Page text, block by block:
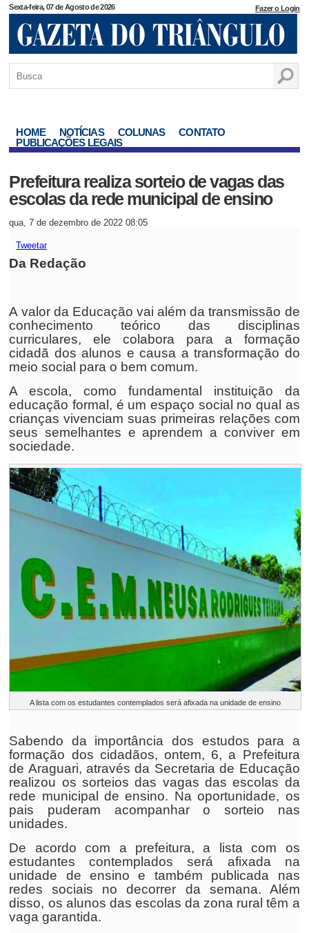
Sexta-feira, 07 de Agosto de 2026 Fazer o Login
HOME NOTÍCIAS COLUNAS
CONTATO
PUBLICAÇÕES LEGAIS
Prefeitura realiza sorteio de vagas das
escolas da rede municipal de ensino
qua, 7 de dezembro de 2022 08:05
Tweetar
Da Redação
A valor da Educação vai além da transmissão de
conhecimento teórico das disciplinas
curriculares, ele colabora para a formação
cidadã dos alunos e causa a transformação do
meio social para o bem comum.
A escola, como fundamental instituição da
educação formal, é um espaço social no qual as
crianças vivenciam suas primeiras relações com
seus semelhantes e aprendem a conviver em
sociedade.
A lista com os estudantes contemplados será afixada na unidade de ensino
Sabendo da importância dos estudos para a
formação dos cidadãos, ontem, 6, a Prefeitura
de Araguari, através da Secretaria de Educação
realizou os sorteios das vagas das escolas da
rede municipal de ensino. Na oportunidade, os
pais puderam acompanhar o sorteio nas
unidades.
De acordo com a prefeitura, a lista com os
estudantes contemplados será afixada na
unidade de ensino e também publicada nas
redes sociais no decorrer da semana. Além
disso, os alunos das escolas da zona rural têm a
vaga garantida.